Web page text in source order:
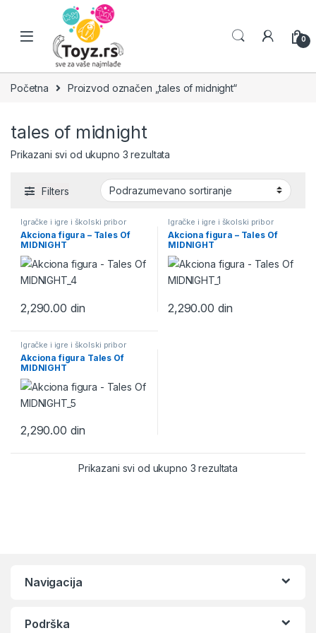
Skip to navigation
Skip to content
0
Početna Proizvod označen „tales of midnight“
tales of midnight
Prikazani svi od ukupno 3 rezultata
Filters
Igračke i igre i školski pribor
Akciona figura – Tales Of
MIDNIGHT
2,290.00 din
Igračke i igre i školski pribor
Akciona figura – Tales Of
MIDNIGHT
2,290.00 din
Igračke i igre i školski pribor
Akciona figura Tales Of
MIDNIGHT
2,290.00 din
Prikazani svi od ukupno 3 rezultata
Navigacija
Podrška